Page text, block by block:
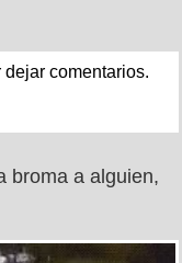
comentarios.
broma a alguien,